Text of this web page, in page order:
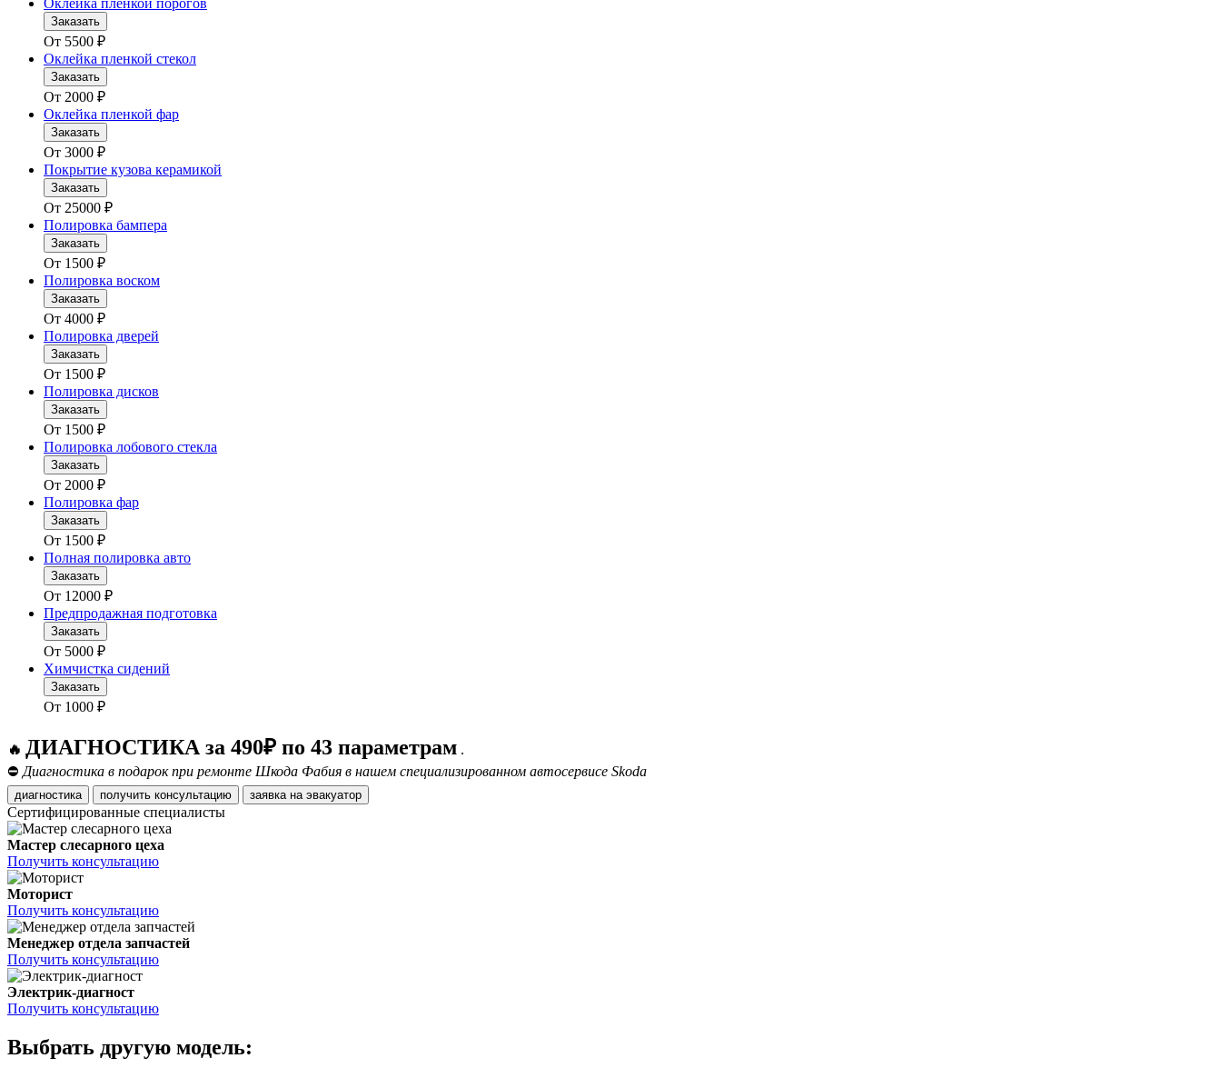
Оклейка пленкой порогов
Заказать
От 5500 ₽
Оклейка пленкой стекол
Заказать
От 2000 ₽
Оклейка пленкой фар
Заказать
От 3000 ₽
Покрытие кузова керамикой
Заказать
От 25000 ₽
Полировка бампера
Заказать
От 1500 ₽
Полировка воском
Заказать
От 4000 ₽
Полировка дверей
Заказать
От 1500 ₽
Полировка дисков
Заказать
От 1500 ₽
Полировка лобового стекла
Заказать
От 2000 ₽
Полировка фар
Заказать
От 1500 ₽
Полная полировка авто
Заказать
От 12000 ₽
Предпродажная подготовка
Заказать
От 5000 ₽
Химчистка сидений
Заказать
От 1000 ₽
🔥 ДИАГНОСТИКА за 490₽ по 43 параметрам .
⛔ Диагностика в подарок при ремонте Шкода Фабия в нашем специализированном автосервисе Skoda
диагностика получить консультацию заявка на эвакуатор
Сертифицированные специалисты
Мастер слесарного цеха
Получить консультацию
Моторист
Получить консультацию
Менеджер отдела запчастей
Получить консультацию
Электрик-диагност
Получить консультацию
Выбрать другую модель: